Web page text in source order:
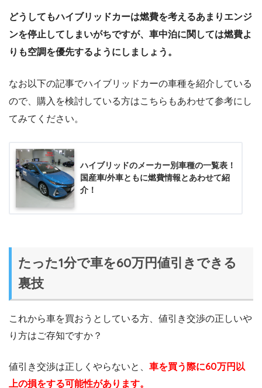
どうしてもハイブリッドカーは燃費を考えるあまりエンジ
ンを停止してしまいがちですが、車中泊に関しては燃費よ
りも空調を優先するようにしましょう。
なお以下の記事でハイブリッドカーの車種を紹介している
ので、購入を検討している方はこちらもあわせて参考にし
てみてください。
ハイブリッドのメーカー別車種の一覧表！
国産車/外車ともに燃費情報とあわせて紹
介！
たった1分で車を60万円値引きできる
裏技
これから車を買おうとしている方、値引き交渉の正しいや
り方はご存知ですか？
値引き交渉は正しくやらないと、 車を買う際に60万円以
上の損をする可能性があります。